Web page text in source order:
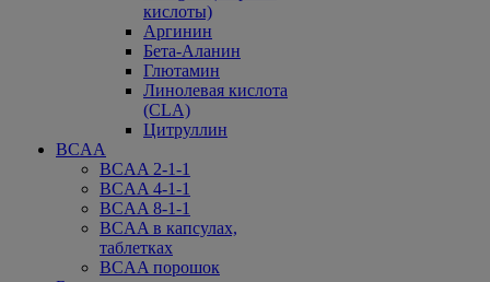
кислоты)
Аргинин
Бета-Аланин
Глютамин
Линолевая кислота
(CLA)
Цитруллин
BCAA
BCAA 2-1-1
BCAA 4-1-1
BCAA 8-1-1
BCAA в капсулах,
таблетках
BCAA порошок